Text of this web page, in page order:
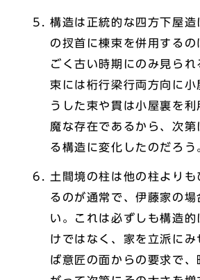
構造は正統的な四方下屋造
の扠首に棟束を併用するの
ごく古い時期にのみ見ら
束には桁行梁行両方向に小
うした束や貫は小屋裏を
魔な存在であるから、次第
る構造に変化したのだろう
土間境の柱は他の柱よりも
るのが通常で、伊藤家の場
い。これは必ずしも構造的
けではなく、家を立派にみ
ば意匠の面からの要求で、